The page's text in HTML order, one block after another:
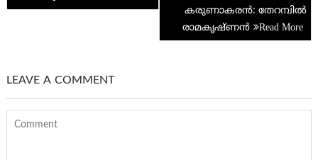
കരുണാകരന്‍: തേറമ്പില്‍
രാമകൃഷ്ണന്‍
LEAVE A COMMENT